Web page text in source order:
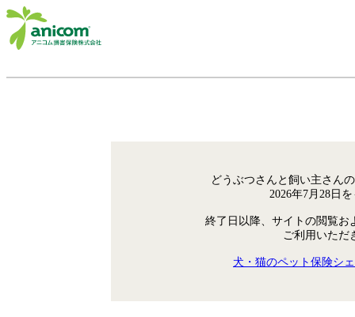
どうぶつさんと飼い主さん
2026年7月28日
終了日以降、サイトの閲覧お
ご利用いただ
犬・猫のペット保険シ